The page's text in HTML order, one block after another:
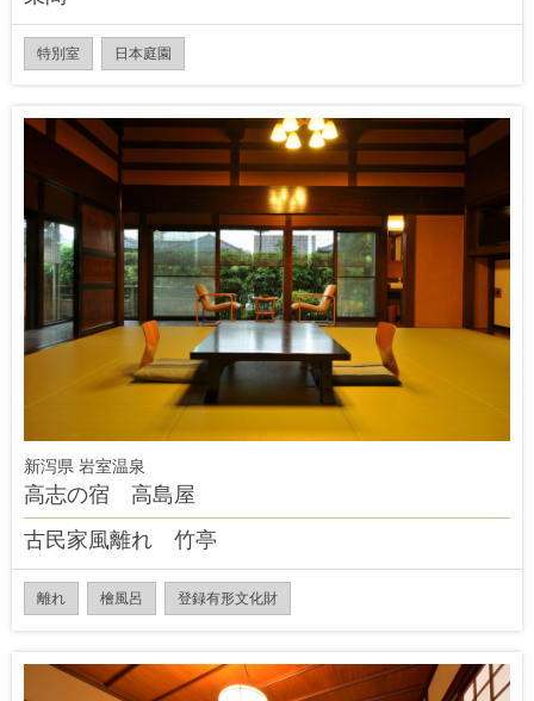
特別室 日本庭園
新泻県 岩室温泉
高志の宿 高島屋
古民家風離れ 竹亭
離れ 檜風呂 登録有形文化財